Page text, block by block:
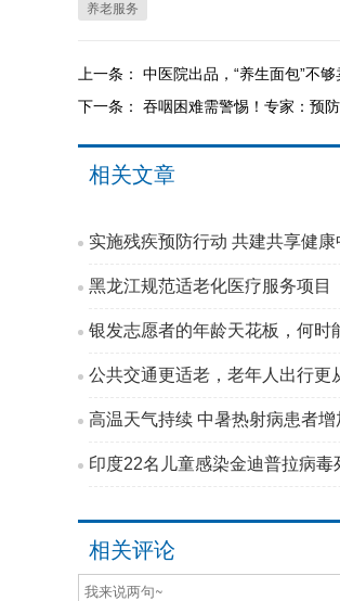
养老服务
上一条： 中医院出品，“养生面包”不够
下一条： 吞咽困难需警惕！专家：预
相关文章
实施残疾预防行动 共建共享健康
黑龙江规范适老化医疗服务项目
银发志愿者的年龄天花板，何时
公共交通更适老，老年人出行更
高温天气持续 中暑热射病患者增
印度22名儿童感染金迪普拉病毒
相关评论